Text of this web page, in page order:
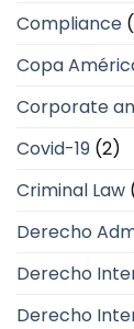
Compliance
Copa
Corporate
Covid-19 (2)
Criminal Law
Derecho
Derecho
Derecho